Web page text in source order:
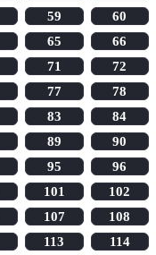
59
60
65
66
71
72
77
78
83
84
89
90
95
96
101
102
107
108
113
114